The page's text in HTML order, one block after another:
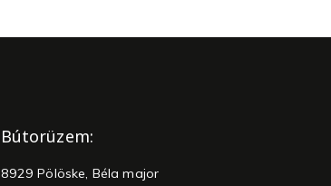
Bútorüzem:
8929 Pölöske, Béla major